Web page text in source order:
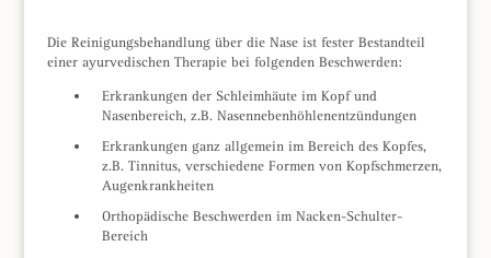
Die Reinigungsbehandlung über die Nase ist fester Bestandteil
einer ayurvedischen Therapie bei folgenden Beschwerden:
Erkrankungen der Schleimhäute im Kopf und
Nasenbereich, z.B. Nasennebenhöhlenentzündungen
Erkrankungen ganz allgemein im Bereich des Kopfes,
z.B. Tinnitus, verschiedene Formen von Kopfschmerzen,
Augenkrankheiten
Orthopädische Beschwerden im Nacken-Schulter-
Bereich